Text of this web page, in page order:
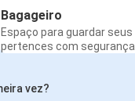
Bagageiro
Espaço para guardar seus
pertences com segurança
vez?